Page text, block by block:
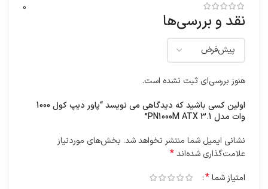
0
نقد و بررسی‌ها
هنوز بررسی‌ای ثبت نشده است.
اولین کسی باشید که دیدگاهی می نویسد “پاور دیپ کول 1000
وات مدل PN1000M ATX 3.1”
نشانی ایمیل شما منتشر نخواهد شد. بخش‌های موردنیاز
علامت‌گذاری شده‌اند*
امتیاز شما*